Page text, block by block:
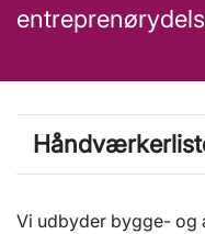
Vi udbyder bygge- og